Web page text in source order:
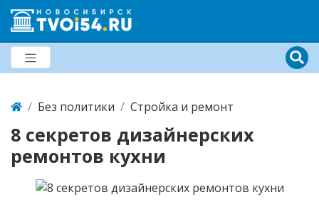
Без политики Стройка и ремонт
8 секретов дизайнерских
ремонтов кухни